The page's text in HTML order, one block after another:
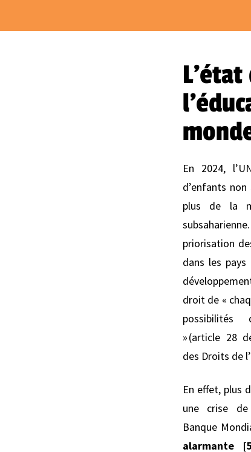
L’état
En 2024,
d’enfants
plus de la
priorisation
dans les pays
droit de «
possibilités
» (article 28
des Droits de
En effet, plus
une crise de
Banque
alarmante